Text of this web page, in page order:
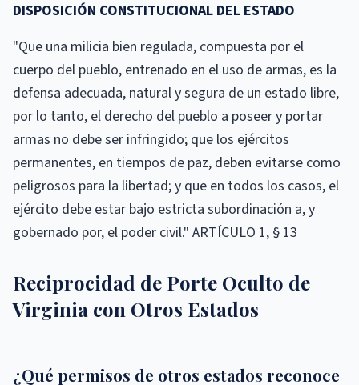
DISPOSICIÓN CONSTITUCIONAL DEL ESTADO
"Que una milicia bien regulada, compuesta por el
cuerpo del pueblo, entrenado en el uso de armas, es la
defensa adecuada, natural y segura de un estado libre,
por lo tanto, el derecho del pueblo a poseer y portar
armas no debe ser infringido; que los ejércitos
permanentes, en tiempos de paz, deben evitarse como
peligrosos para la libertad; y que en todos los casos, el
ejército debe estar bajo estricta subordinación a, y
gobernado por, el poder civil." ARTÍCULO 1, § 13
Reciprocidad de Porte Oculto de
Virginia con Otros Estados
¿Qué permisos de otros estados reconoce